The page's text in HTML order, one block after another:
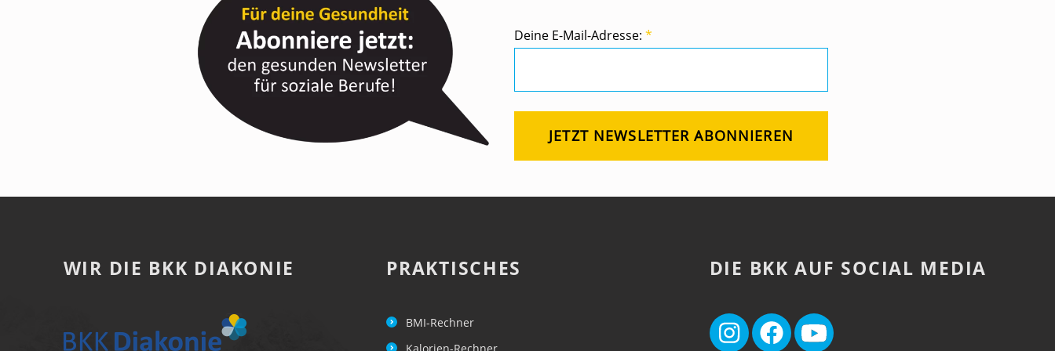
Deine E-Mail-Adresse: *
WIR DIE BKK DIAKONIE PRAKTISCHES
BMI-Rechner
DIE BKK AUF SOCIAL MEDIA